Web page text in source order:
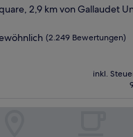
2,9 km von Gallaudet
(2.249 Bewertungen)
inkl.